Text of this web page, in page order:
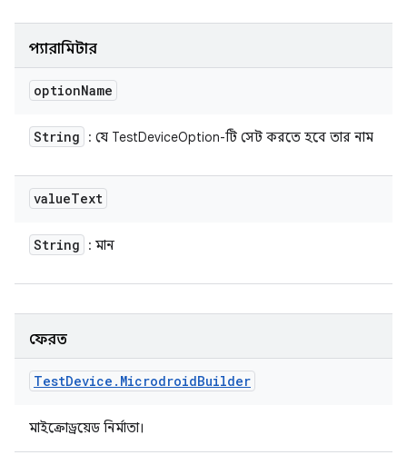
প্যারামিটার
optionName
String : যে TestDeviceOption-টি সেট করতে হবে তার নাম
valueText
String : মান
ফেরত
TestDevice . MicrodroidBuilder
মাইক্রোড্রয়েড নির্মাতা।